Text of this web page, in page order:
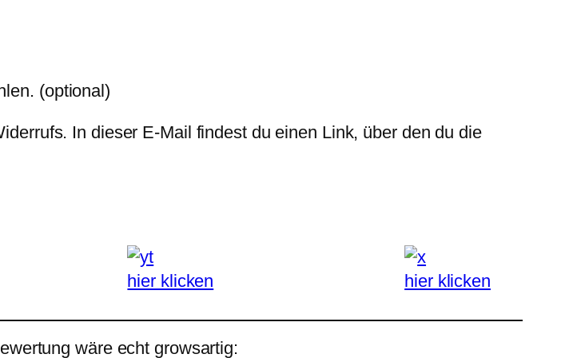
(optional)
In dieser E-Mail findest du einen Link, über den du die
hier klicken hier klicken
wäre echt growsartig: